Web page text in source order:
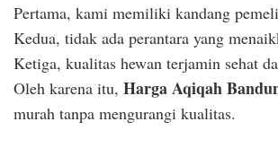
Pertama, kami memiliki kandang
Kedua, tidak ada perantara yang
Ketiga, kualitas hewan terjamin sehat
Oleh karena itu, Harga Aqiqah
murah tanpa mengurangi kualitas.